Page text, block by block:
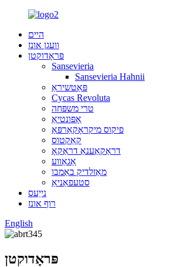
היים
וועגן אונז
פּראָדוקטן
Sansevieria
Sansevieria Hahnii
פּאַטשיראַ
Cycas Revoluta
טרי משפּחה
אָפּונטיאַ
פיקוס מיקראָקאַרפּאַ
קאַקטוס
דראַקאַענאַ דראַקאָ
אַגאַווע
מאַזלדיק באַמבו
סטעפאַניאַ
נייַעס
רוף אונז
English
פּראָדוקטן